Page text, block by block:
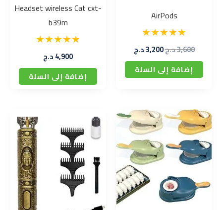
AirPods
3,600د.ج3,200د.ج
إضافة إلى السلة
Headset wireless Cat cxt-
b39m
4,900د.ج
إضافة إلى السلة